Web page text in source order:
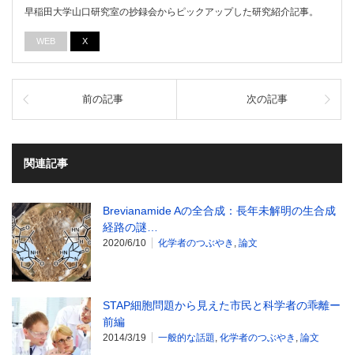
早稲田大学山口研究室の抄録会からピックアップした研究紹介記事。
WEB X
前の記事 次の記事
関連記事
Brevianamide Aの全合成：長年未解明の生合成
経路の謎…
2020/6/10 化学者のつぶやき , 論文
STAP細胞問題から見えた市民と科学者の乖離ー
前編
2014/3/19 一般的な話題, 化学者のつぶやき , 論文